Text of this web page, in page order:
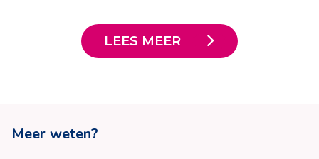
LEES MEER
Meer weten?